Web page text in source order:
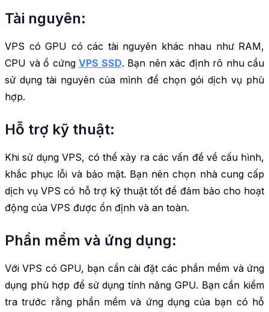
Tài nguyên:
VPS có GPU có các tài nguyên khác nhau như RAM,
CPU và ổ cứng VPS SSD. Bạn nên xác định rõ nhu cầu
sử dụng tài nguyên của mình để chọn gói dịch vụ phù
hợp.
Hỗ trợ kỹ thuật:
Khi sử dụng VPS, có thể xảy ra các vấn đề về cấu hình,
khắc phục lỗi và bảo mật. Bạn nên chọn nhà cung cấp
dịch vụ VPS có hỗ trợ kỹ thuật tốt để đảm bảo cho hoạt
động của VPS được ổn định và an toàn.
Phần mềm và ứng dụng:
Với VPS có GPU, bạn cần cài đặt các phần mềm và ứng
dụng phù hợp để sử dụng tính năng GPU. Bạn cần kiểm
tra trước rằng phần mềm và ứng dụng của bạn có hỗ